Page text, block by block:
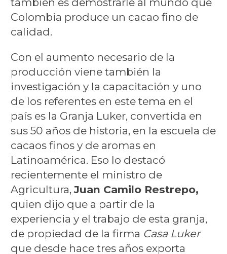
Colombia produce un cacao fino de
calidad.
Con el aumento necesario de la
producción viene también la
investigación y la capacitación y uno
de los referentes en este tema en el
país es la Granja Luker, convertida en
sus 50 años de historia, en la escuela de
cacaos finos y de aromas en
Latinoamérica. Eso lo destacó
recientemente el ministro de
Agricultura,Juan Camilo Restrepo,
quien dijo que a partir de la
experiencia y el trabajo de esta granja,
de propiedad de la firma Casa Luker
que desde hace tres años exporta